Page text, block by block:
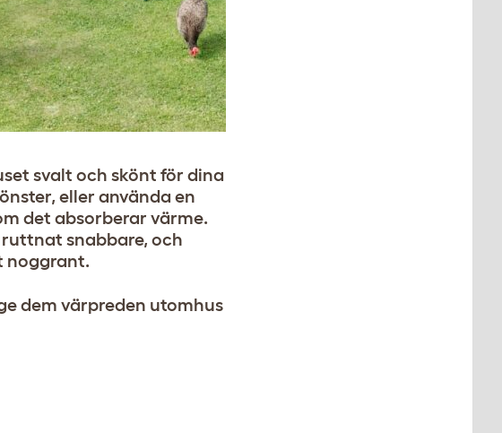
svalt och skönt för dina
eller använda en
det absorberar värme.
snabbare, och
noggrant.
dem värpreden utomhus